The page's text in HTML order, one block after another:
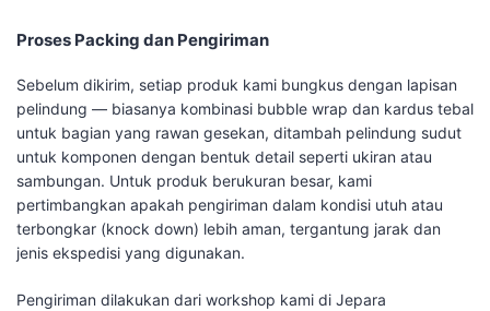
Proses Packing dan Pengiriman
Sebelum dikirim, setiap produk kami bungkus dengan lapisan
pelindung — biasanya kombinasi bubble wrap dan kardus tebal
untuk bagian yang rawan gesekan, ditambah pelindung sudut
untuk komponen dengan bentuk detail seperti ukiran atau
sambungan. Untuk produk berukuran besar, kami
pertimbangkan apakah pengiriman dalam kondisi utuh atau
terbongkar (knock down) lebih aman, tergantung jarak dan
jenis ekspedisi yang digunakan.
Pengiriman dilakukan dari workshop kami di Jepara